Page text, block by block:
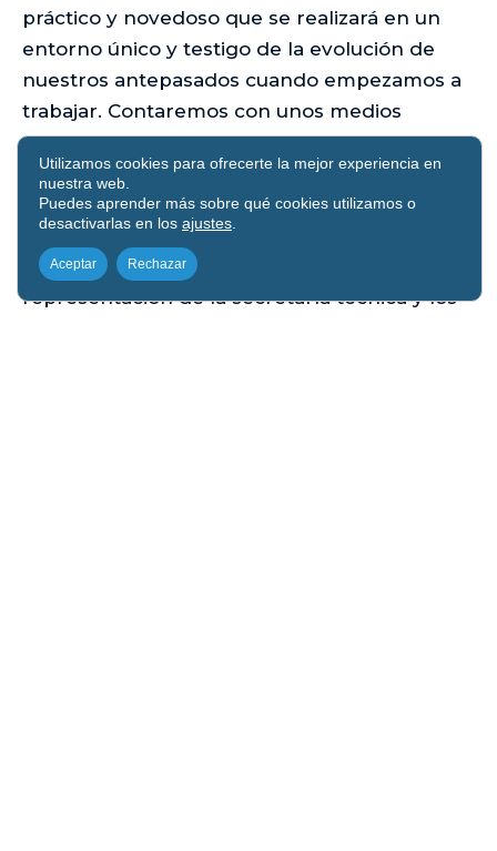
práctico y novedoso que se realizará en un
entorno único y testigo de la evolución de
nuestros antepasados cuando empezamos a
trabajar. Contaremos con unos medios
técnicos inmejorables y unas instalaciones
sorprendentes que nos ofrece El FORUM de
la Evolución en pleno centro histórico de la
ciudad de Burgos, en el que esperamos
contar con vuestra participación. En
representación de la secretaría técnica y los
Utilizamos cookies para ofrecerte la mejor experiencia en
nuestra web.
Puedes aprender más sobre qué cookies utilizamos o
desactivarlas en los ajustes
Aceptar Rechazar